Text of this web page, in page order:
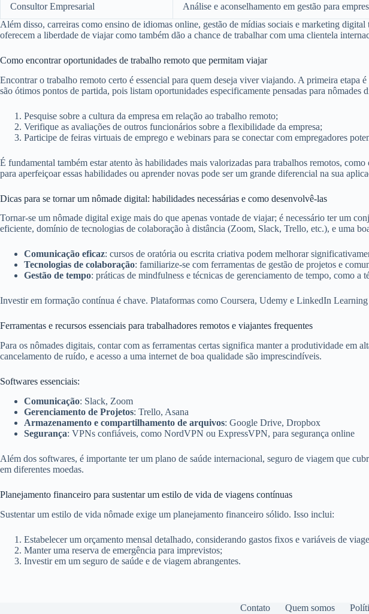
Consultor Empresarial
Análise e aconselhamento em gestão para
Além disso, carreiras como ensino de idiomas online, gestão de mídias sociais e marketing
oferecem a liberdade de viajar como também dão a chance de trabalhar com uma clientela
Como encontrar oportunidades de trabalho remoto que permitam viajar
Encontrar o trabalho remoto certo é essencial para quem deseja viver viajando. A primeira
são ótimos pontos de partida, pois listam oportunidades especificamente pensadas para nômades
Pesquise sobre a cultura da empresa em relação ao trabalho remoto;
Verifique as avaliações de outros funcionários sobre a flexibilidade da empresa;
Participe de feiras virtuais de emprego e webinars para se conectar com empregadores
É fundamental também estar atento às habilidades mais valorizadas para trabalhos remotos,
para aperfeiçoar essas habilidades ou aprender novas pode ser um grande diferencial na sua
Dicas para se tornar um nômade digital: habilidades necessárias e como desenvolvê-las
Tornar-se um nômade digital exige mais do que apenas vontade de viajar; é necessário ter um
eficiente, domínio de tecnologias de colaboração à distância (Zoom, Slack, Trello, etc.), e uma
Comunicação eficaz: cursos de oratória ou escrita criativa podem melhorar
Tecnologias de colaboração: familiarize-se com ferramentas de gestão de projetos e
Gestão de tempo: práticas de mindfulness e técnicas de gerenciamento de tempo, como
Investir em formação contínua é chave. Plataformas como Coursera, Udemy e LinkedIn
Ferramentas e recursos essenciais para trabalhadores remotos e viajantes frequentes
Para os nômades digitais, contar com as ferramentas certas significa manter a produtividade
cancelamento de ruído, e acesso a uma internet de boa qualidade são imprescindíveis.
Softwares essenciais:
Comunicação: Slack, Zoom
Gerenciamento de Projetos: Trello, Asana
Armazenamento e compartilhamento de arquivos: Google Drive, Dropbox
Segurança: VPNs confiáveis, como NordVPN ou ExpressVPN, para segurança online
Além dos softwares, é importante ter um plano de saúde internacional, seguro de viagem que
em diferentes moedas.
Planejamento financeiro para sustentar um estilo de vida de viagens contínuas
Sustentar um estilo de vida nômade exige um planejamento financeiro sólido. Isso inclui:
Estabelecer um orçamento mensal detalhado, considerando gastos fixos e variáveis de
Manter uma reserva de emergência para imprevistos;
Investir em um seguro de saúde e de viagem abrangentes.
Contato Quem somos